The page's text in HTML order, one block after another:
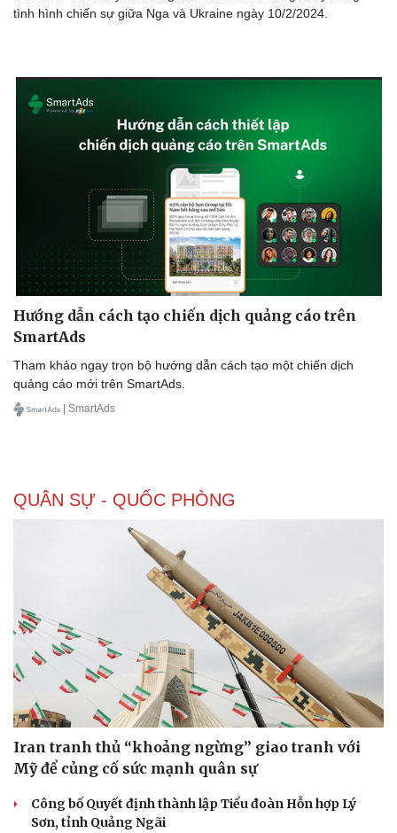
tình hình chiến sự giữa Nga và Ukraine ngày 10/2/2024.
Hướng dẫn cách tạo chiến dịch quảng cáo trên
SmartAds
Tham khảo ngay trọn bộ hướng dẫn cách tạo một chiến dịch
quảng cáo mới trên SmartAds.
| SmartAds
QUÂN SỰ - QUỐC PHÒNG
Iran tranh thủ “khoảng ngừng” giao tranh với
Mỹ để củng cố sức mạnh quân sự
Công bố Quyết định thành lập Tiểu đoàn Hỗn hợp Lý
Sơn, tỉnh Quảng Ngãi